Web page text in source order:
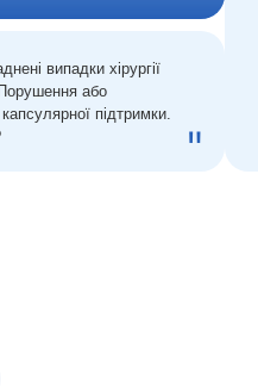
випадки хірургії
або
капсулярної підтримки.